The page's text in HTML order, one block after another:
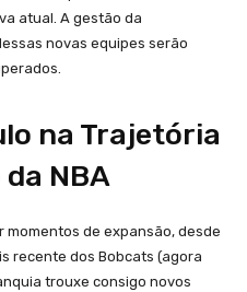
atual. A gestão da
novas equipes serão
na Trajetória
NBA
momentos de expansão, desde
recente dos Bobcats (agora
trouxe consigo novos